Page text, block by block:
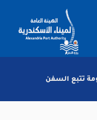
تتبع السفن